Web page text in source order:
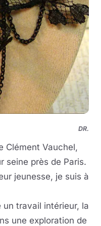
DR.
Clément Vauchel,
seine près de Paris.
jeunesse, je suis à
travail intérieur, la
une exploration de